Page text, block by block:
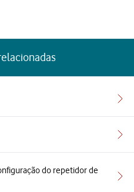
do repetidor de